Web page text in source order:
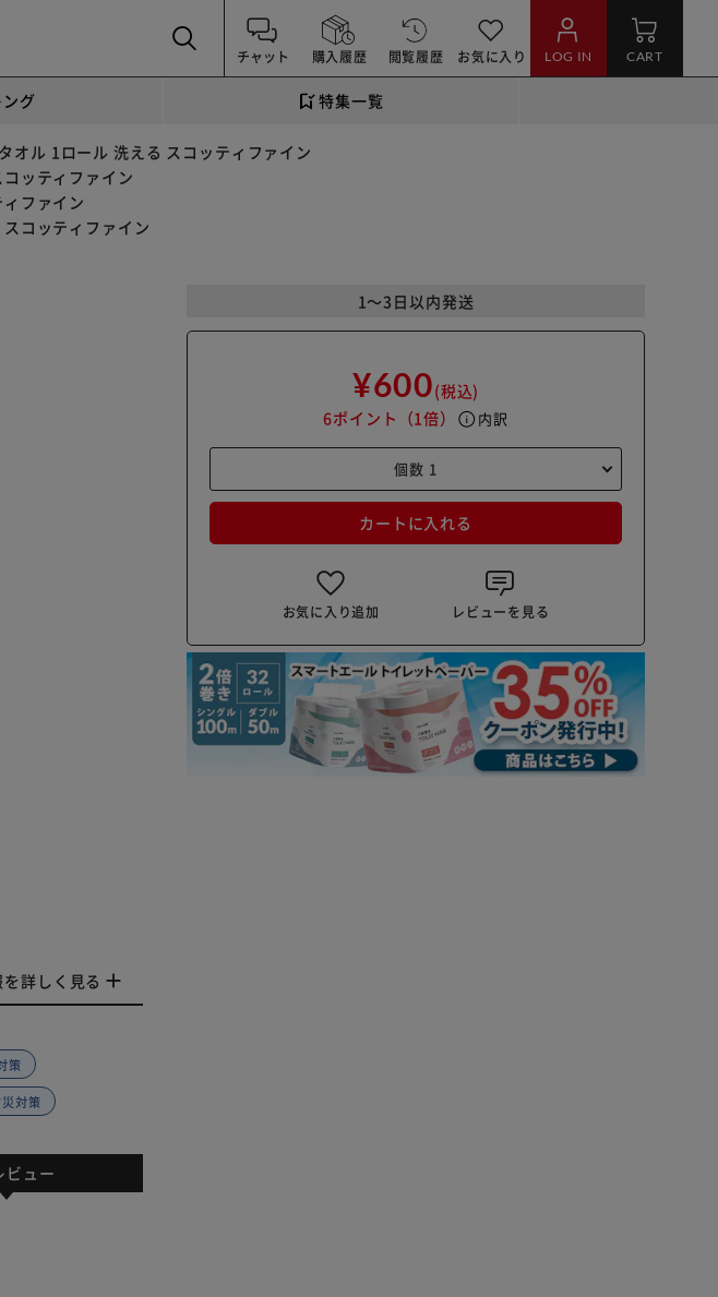
チャット 購入履歴 閲覧履歴 お気に入り LOG IN CART
グ 特集一覧
オル 1ロール 洗える スコッティファイン
ッティファイン
ファイン
コッティファイン
詳しく見る
策
対策
1～3日以内発送
¥600(税込)
6ポイント （1倍） info 内訳
カートに入れる
お気に入り追加 レビューを見る
ビュー